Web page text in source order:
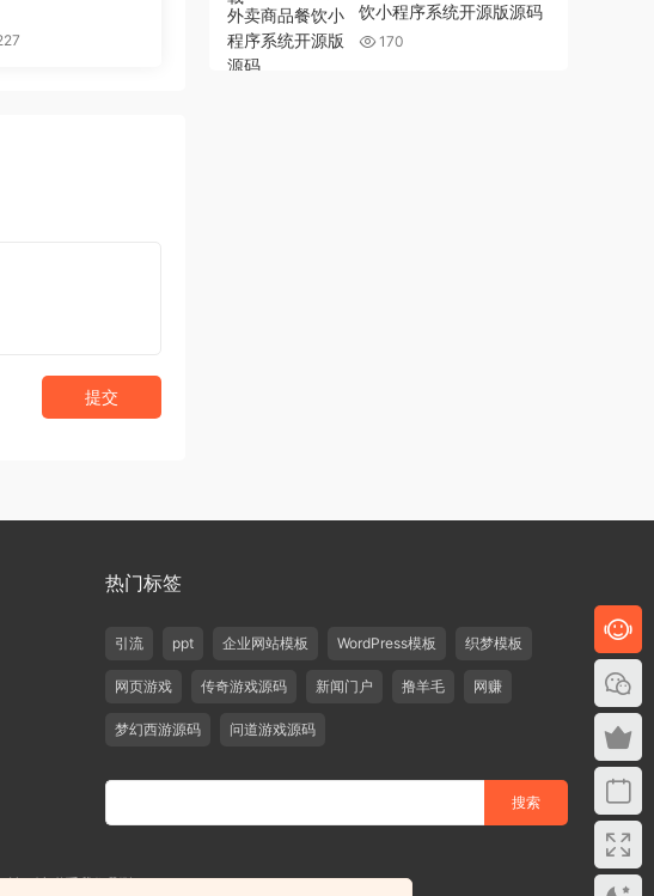
提交
饮小程序系统开源版源码
170
热门标签
引流 ppt 企业网站模板 WordPress模板 织梦模板
网页游戏 传奇游戏源码 新闻门户 撸羊毛 网赚
梦幻西游源码 问道游戏源码
，请联系我们删除！